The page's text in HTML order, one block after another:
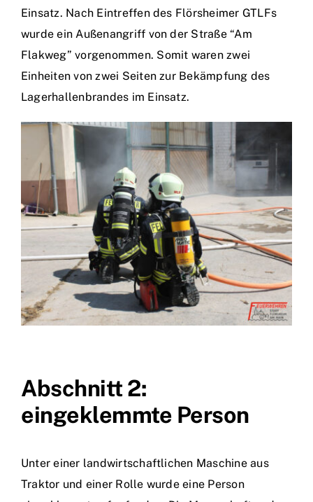
Einsatz. Nach Eintreffen des Flörsheimer GTLFs
wurde ein Außenangriff von der Straße “Am
Flakweg” vorgenommen. Somit waren zwei
Einheiten von zwei Seiten zur Bekämpfung des
Lagerhallenbrandes im Einsatz.
Abschnitt 2:
eingeklemmte Person
Unter einer landwirtschaftlichen Maschine aus
Traktor und einer Rolle wurde eine Person